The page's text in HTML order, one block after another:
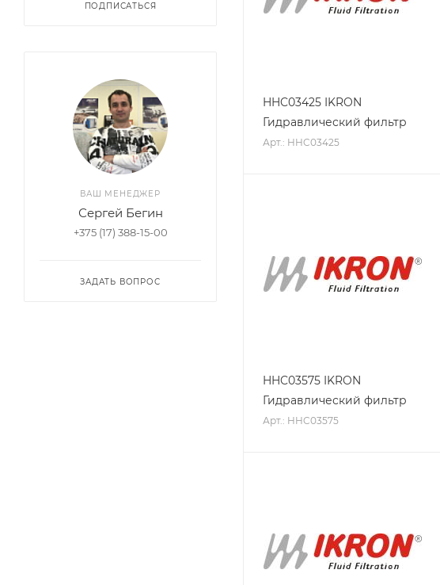
HHC03425 IKRON
Гидравлический фильтр
Арт.: HHC03425
HHC03575 IKRON
Гидравлический фильтр
Арт.: HHC03575
ПОДПИСАТЬСЯ
ВАШ МЕНЕДЖЕР
Сергей Бегин
+375 (17) 388-15-00
ЗАДАТЬ ВОПРОС